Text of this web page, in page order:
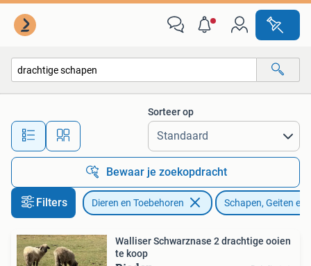
Alle afstanden…
Sorteer op
Bewaar je zoekopdracht
Filters Dieren en Toebehoren Schapen, Geiten en
Walliser Schwarznase 2 drachtige ooien
te koop